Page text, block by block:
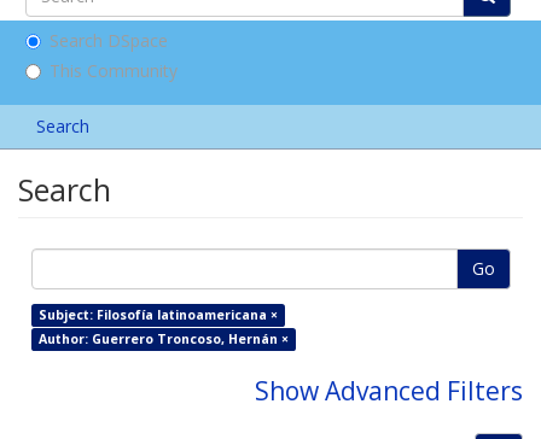
Search DSpace
This Community
Search
Search
Go
Subject: Filosofía latinoamericana ×
Author: Guerrero Troncoso, Hernán ×
Show Advanced Filters